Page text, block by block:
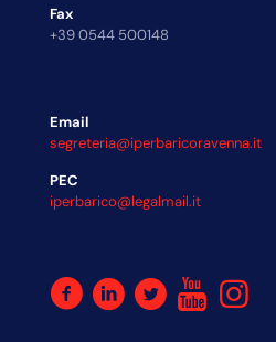
Fax
+39 0544 500148
Email
segreteria@iperbaricoravenna.it
PEC
iperbarico@legalmail.it